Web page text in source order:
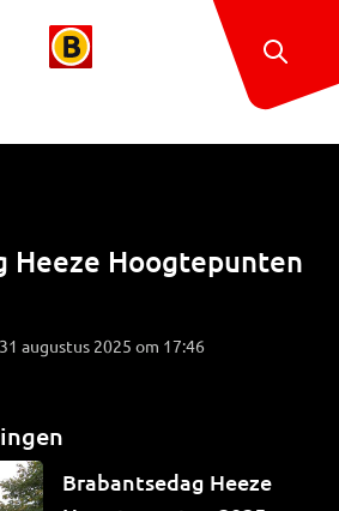
Heeze Hoogtepunten
augustus 2025 om 17:46
Brabantsedag Heeze